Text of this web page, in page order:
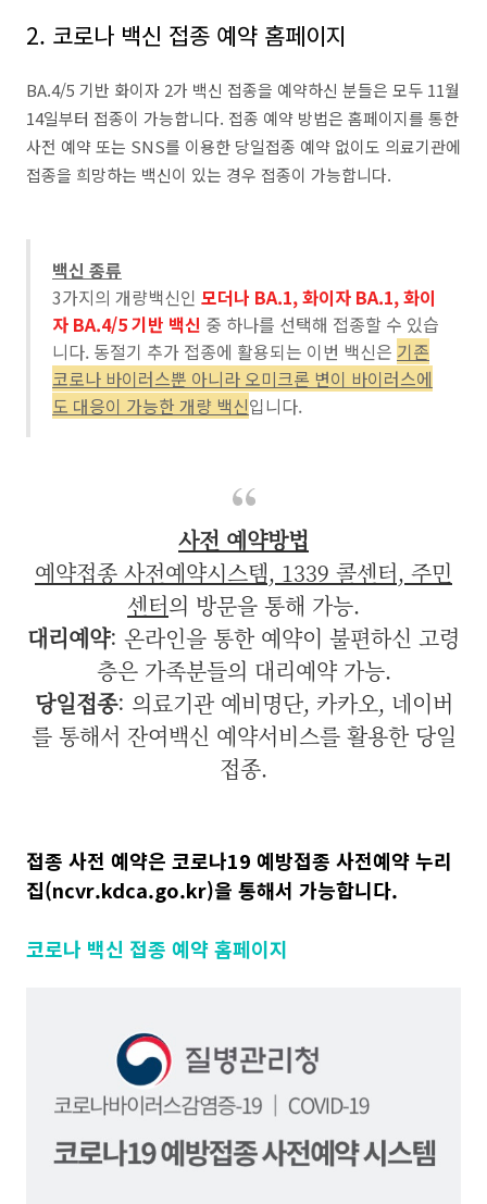
2. 코로나 백신 접종 예약 홈페이지
BA.4/5 기반 화이자 2가 백신 접종을 예약하신 분들은 모두 11월
14일부터 접종이 가능합니다. 접종 예약 방법은 홈페이지를 통한
사전 예약 또는 SNS를 이용한 당일접종 예약 없이도 의료기관에
접종을 희망하는 백신이 있는 경우 접종이 가능합니다.
백신 종류
3가지의 개량백신인 모더나 BA.1, 화이자 BA.1, 화이
자 BA.4/5 기반 백신 중 하나를 선택해 접종할 수 있습
니다. 동절기 추가 접종에 활용되는 이번 백신은 기존
코로나 바이러스뿐 아니라 오미크론 변이 바이러스에
도 대응이 가능한 개량 백신입니다.
사전 예약방법
예약접종 사전예약시스템, 1339 콜센터, 주민
센터의 방문을 통해 가능.
대리예약: 온라인을 통한 예약이 불편하신 고령
층은 가족분들의 대리예약 가능.
당일접종: 의료기관 예비명단, 카카오, 네이버
를 통해서 잔여백신 예약서비스를 활용한 당일
접종.
접종 사전 예약은 코로나19 예방접종 사전예약 누리
집(ncvr.kdca.go.kr)을 통해서 가능합니다.
코로나 백신 접종 예약 홈페이지